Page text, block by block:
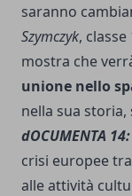
saranno
Szymczyk,
mostra che
unione nello
nella sua
dOCUMENTA
crisi europee
alle attività